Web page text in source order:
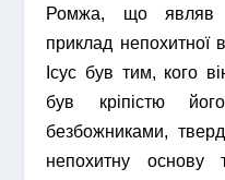
Ромжа, що являв
приклад непохитної
Ісус був тим, кого
був кріпістю
безбожниками,
непохитну